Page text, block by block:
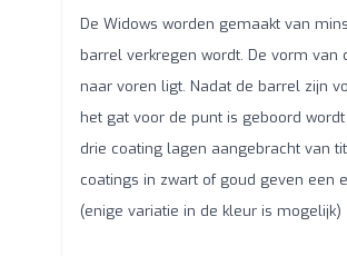
De Widows worden gemaakt van
barrel verkregen wordt. De vorm
naar voren ligt. Nadat de barrel zijn
het gat voor de punt is geboord
drie coating lagen aangebracht van
coatings in zwart of goud geven een
(enige variatie in de kleur is mogelijk)